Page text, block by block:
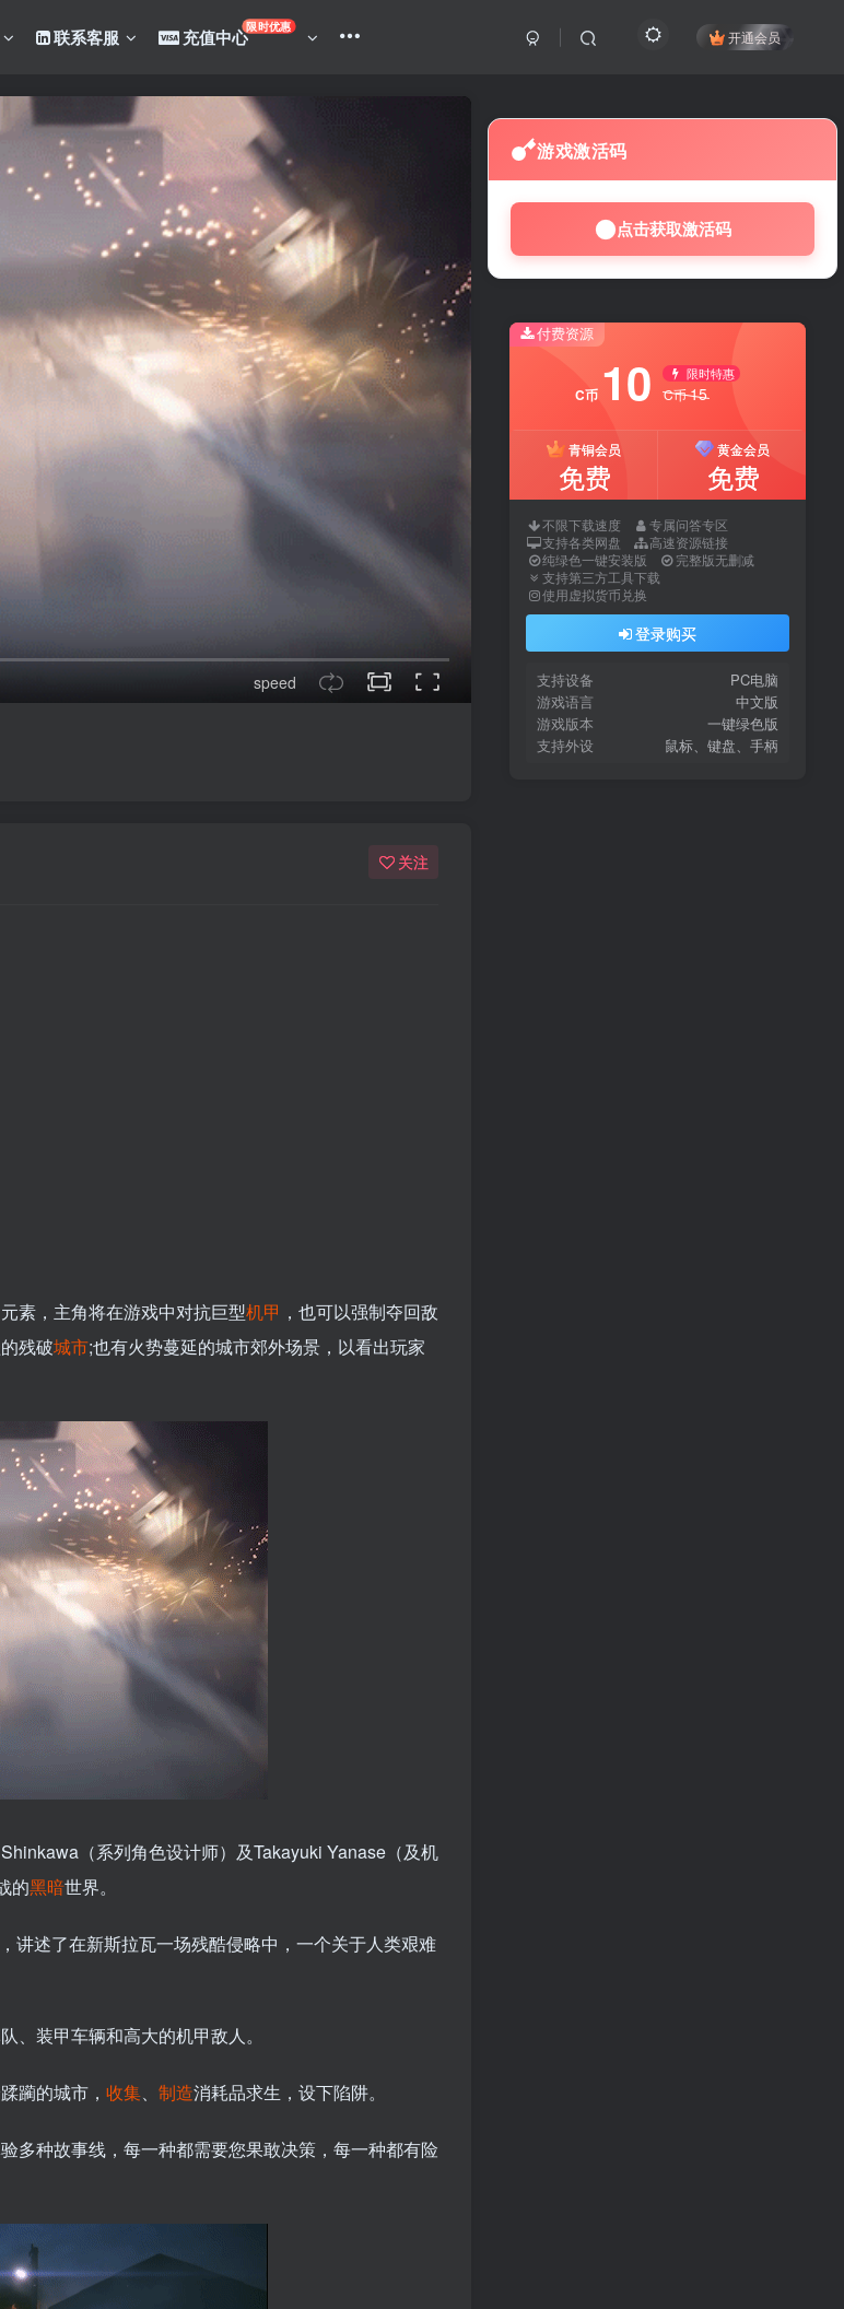
联系客服 充值中心限时优惠
开通会员
speed
关注
素，主角将在游戏中对抗巨型机甲 ，也可以强制夺回敌
残破城市;也有火势蔓延的城市郊外场景，以看出玩家
（系列角色设计师）及Takayuki Yanase（及机
的黑暗世界。
讲述了在新斯拉瓦一场残酷侵略中，一个关于人类艰难
、装甲车辆和高大的机甲敌人。
躏的城市， 收集、 制造消耗品求生，设下陷阱。
多种故事线，每一种都需要您果敢决策，每一种都有险
游戏激活码
点击获取激活码
付费资源
C币 10 限时特惠
C币15
青铜会员
免费
黄金会员
免费
不限下载速度
专属问答专区
支持各类网盘
高速资源链接
纯绿色一键安装版
完整版无删减
支持第三方工具下载
使用虚拟货币兑换
登录购买
支持设备
PC电脑
游戏语言
中文版
游戏版本
一键绿色版
支持外设
鼠标、键盘、手柄